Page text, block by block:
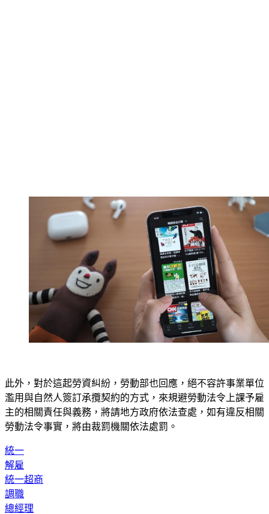
此外，對於這起勞資糾紛，勞動部也回應，絕不容許事業單位
濫用與自然人簽訂承攬契約的方式，來規避勞動法令上課予雇
主的相關責任與義務，將請地方政府依法查處，如有違反相關
統一
解雇
統一超商
調職